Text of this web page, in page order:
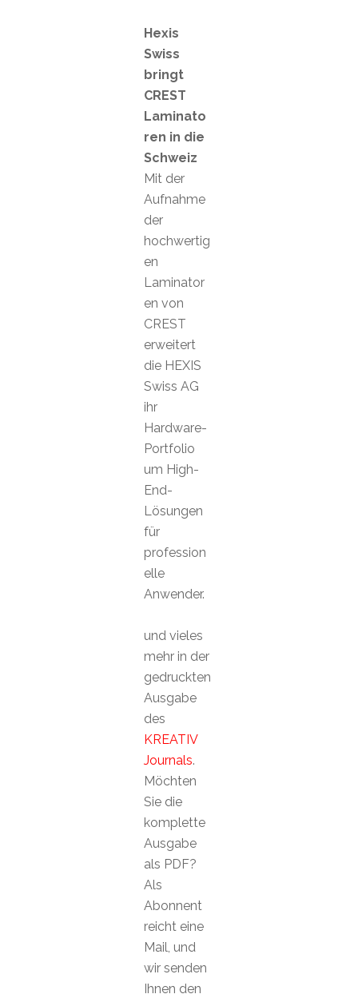
Hexis
Swiss
bringt
CREST
Laminato
ren in die
Schweiz
Mit der
Aufnahme
der
hochwertig
en
Laminator
en von
CREST
erweitert
die HEXIS
Swiss AG
ihr
Hardware-
Portfolio
um High-
End-
Lösungen
für
profession
elle
Anwender.
und vieles
mehr in der
gedruckten
Ausgabe
des
KREATIV
Journals.
Möchten
Sie die
komplette
Ausgabe
als PDF?
Als
Abonnent
reicht eine
Mail, und
wir senden
Ihnen den